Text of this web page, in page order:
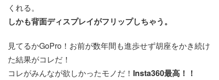
くれる。
しかも背面ディスプレイがフリップしちゃう。
見てるかGoPro！お前が数年間も進歩せず胡座をかき続け
た結果がコレだ！
コレがみんなが欲しかったモノだ！ Insta360最高！！